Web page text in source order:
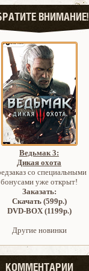
ВНИМАНИЕ!
Ведьмак 3:
Дикая охота
со специальными
бонусами уже открыт!
Заказать:
Скачать (599р.)
DVD-BOX (1199р.)
Другие новинки
КОММЕНТАРИИ